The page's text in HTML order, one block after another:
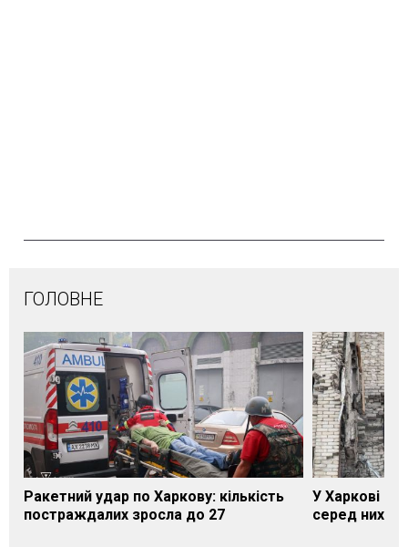
ГОЛОВНЕ
Ракетний удар по Харкову: кількість
постраждалих зросла до 27
У Харкові
серед них —